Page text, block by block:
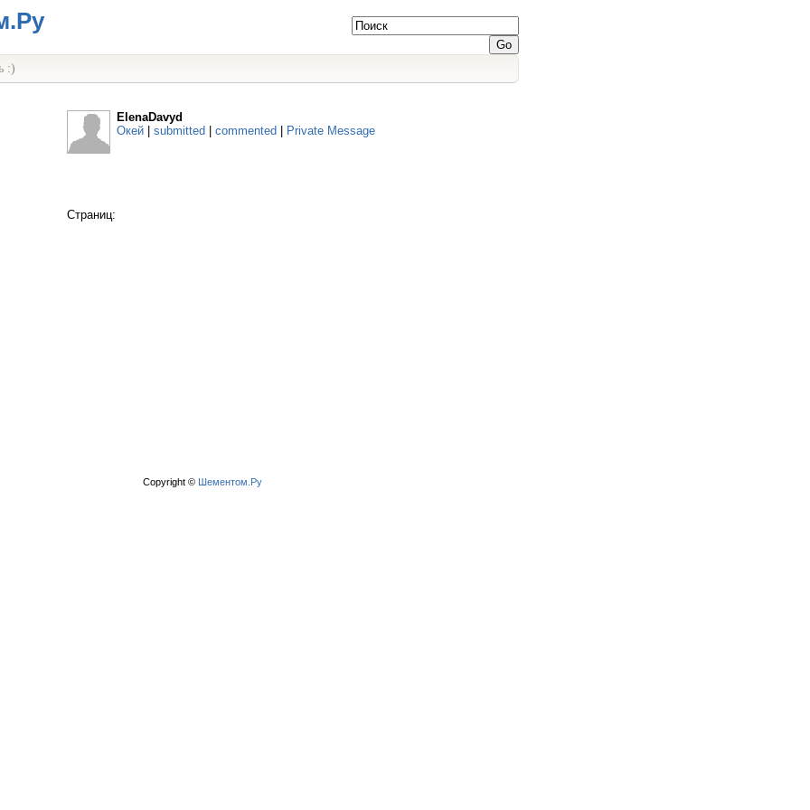
:)
ElenaDavyd
Окей
submitted commented Private Message
Страниц:
Copyright © Шементом.Ру